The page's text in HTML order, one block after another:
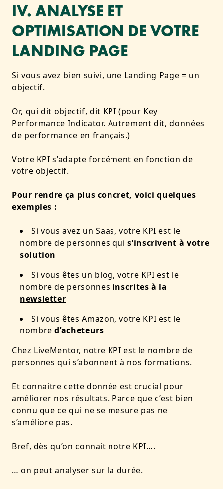
IV. ANALYSE ET
OPTIMISATION DE VOTRE
LANDING PAGE
Si vous avez bien suivi, une Landing Page = un
objectif.
Or, qui dit objectif, dit KPI (pour Key
Performance Indicator. Autrement dit, données
de performance en français.)
Votre KPI s’adapte forcément en fonction de
votre objectif.
Pour rendre ça plus concret, voici quelques
exemples :
Si vous avez un Saas, votre KPI est le
nombre de personnes quis’inscrivent à votre
solution
Si vous êtes un blog, votre KPI est le
nombre de personnes inscrites à la
newsletter
Si vous êtes Amazon, votre KPI est le
nombred’acheteurs
Chez LiveMentor, notre KPI est le nombre de
personnes qui s’abonnent à nos formations.
Et connaitre cette donnée est crucial pour
améliorer nos résultats. Parce que c’est bien
connu que ce qui ne se mesure pas ne
s’améliore pas.
Bref, dès qu’on connait notre KPI….
… on peut analyser sur la durée.